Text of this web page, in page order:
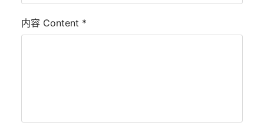
内容 Content *